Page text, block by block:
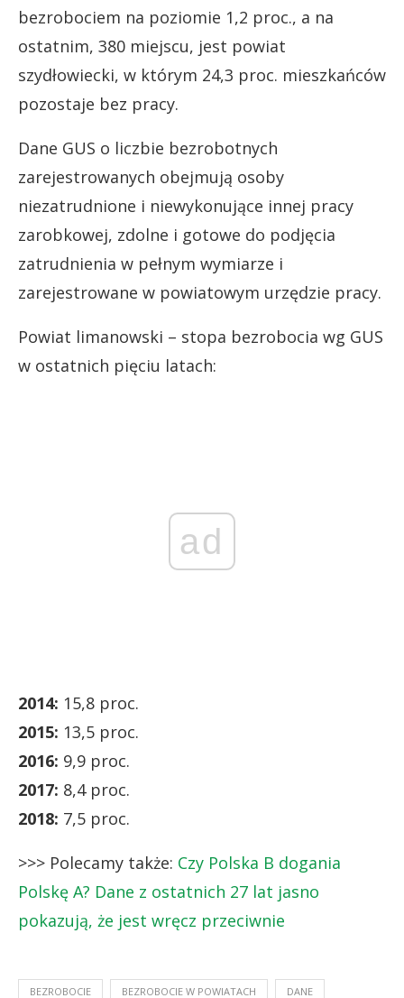
bezrobociem na poziomie 1,2 proc., a na
ostatnim, 380 miejscu, jest powiat
szydłowiecki, w którym 24,3 proc. mieszkańców
pozostaje bez pracy.
Dane GUS o liczbie bezrobotnych
zarejestrowanych obejmują osoby
niezatrudnione i niewykonujące innej pracy
zarobkowej, zdolne i gotowe do podjęcia
zatrudnienia w pełnym wymiarze i
zarejestrowane w powiatowym urzędzie pracy.
Powiat limanowski – stopa bezrobocia wg GUS
w ostatnich pięciu latach:
ad
2014: 15,8 proc.
2015: 13,5 proc.
2016: 9,9 proc.
2017: 8,4 proc.
2018: 7,5 proc.
>>> Polecamy także: Czy Polska B dogania
Polskę A? Dane z ostatnich 27 lat jasno
pokazują, że jest wręcz przeciwnie
BEZROBOCIE BEZROBOCIE W POWIATACH DANE